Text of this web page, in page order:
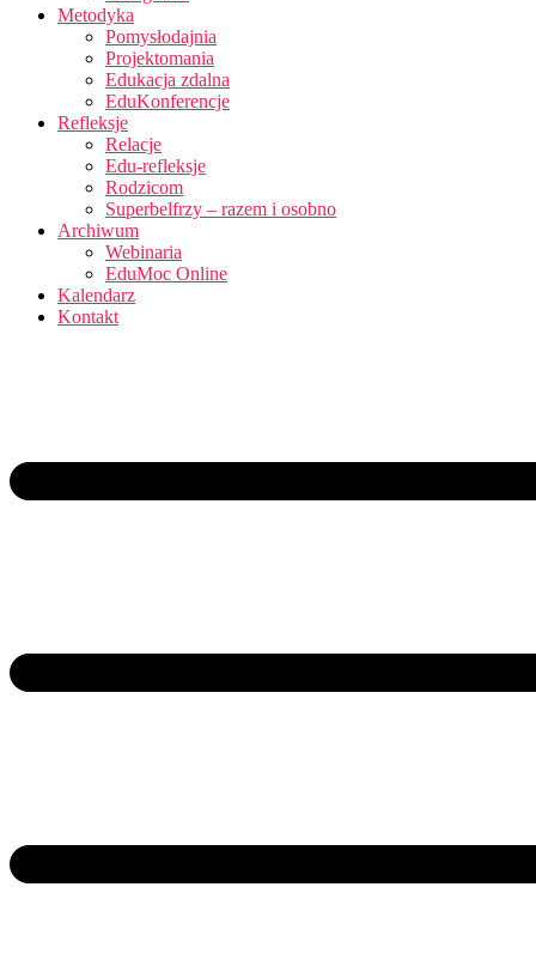
Metodyka
Pomysłodajnia
Projektomania
Edukacja zdalna
EduKonferencje
Refleksje
Relacje
Edu-refleksje
Rodzicom
Superbelfrzy – razem i osobno
Archiwum
Webinaria
EduMoc Online
Kalendarz
Kontakt